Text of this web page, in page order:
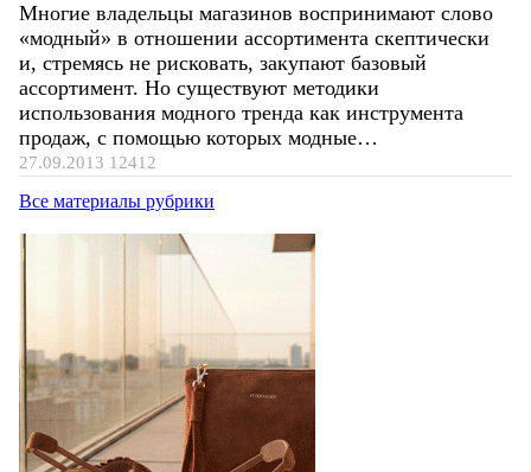
Многие владельцы магазинов воспринимают слово
«модный» в отношении ассортимента скептически
и, стремясь не рисковать, закупают базовый
ассортимент. Но существуют методики
использования модного тренда как инструмента
продаж, с помощью которых модные…
27.09.2013 12412
Все материалы рубрики